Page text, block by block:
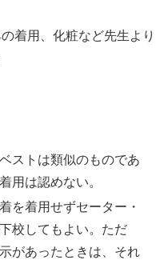
着用、化粧など先生より
ストは類似のものであ
用は認めない。
を着用せずセーター・
校してもよい。ただ
があったときは、それ